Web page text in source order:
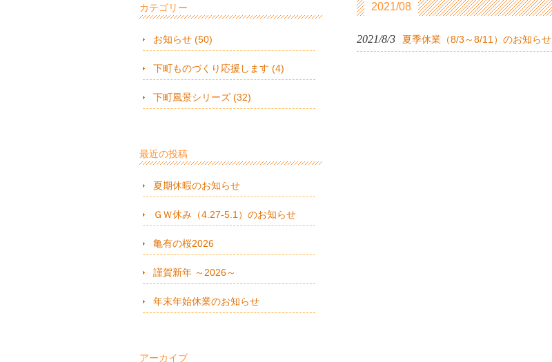
2021/08
2021/8/3 夏季休業（8/3～8/11）のお知らせ
カテゴリー
お知らせ (50)
下町ものづくり応援します (4)
下町風景シリーズ (32)
最近の投稿
夏期休暇のお知らせ
ＧＷ休み（4.27-5.1）のお知らせ
亀有の桜2026
謹賀新年 ～2026～
年末年始休業のお知らせ
アーカイブ